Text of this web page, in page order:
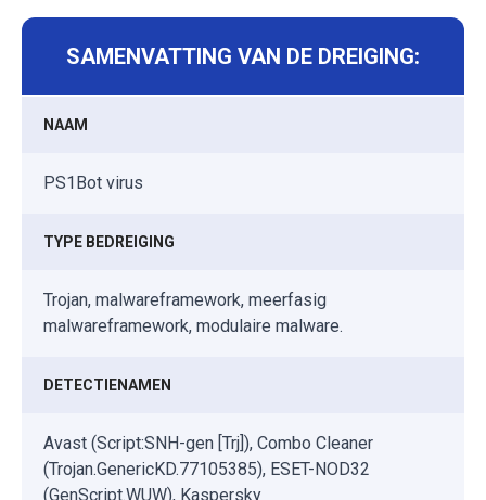
SAMENVATTING VAN DE DREIGING:
NAAM
PS1Bot virus
TYPE BEDREIGING
Trojan, malwareframework, meerfasig
malwareframework, modulaire malware.
DETECTIENAMEN
Avast (Script:SNH-gen [Trj]), Combo Cleaner
(Trojan.GenericKD.77105385), ESET-NOD32
(GenScript.WUW), Kaspersky